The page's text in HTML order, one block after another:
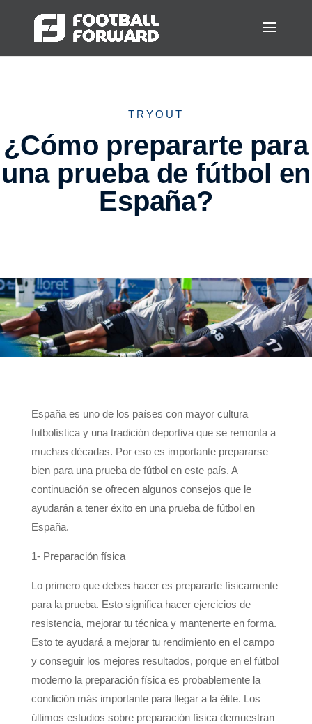
TRYOUT
¿Cómo prepararte para
una prueba de fútbol en
España?
España es uno de los países con mayor cultura
futbolística y una tradición deportiva que se remonta a
muchas décadas. Por eso es importante prepararse
bien para una prueba de fútbol en este país. A
continuación se ofrecen algunos consejos que le
ayudarán a tener éxito en una prueba de fútbol en
España.
1- Preparación física
Lo primero que debes hacer es prepararte físicamente
para la prueba. Esto significa hacer ejercicios de
resistencia, mejorar tu técnica y mantenerte en forma.
Esto te ayudará a mejorar tu rendimiento en el campo
y conseguir los mejores resultados, porque en el fútbol
moderno la preparación física es probablemente la
condición más importante para llegar a la élite. Los
últimos estudios sobre preparación física demuestran